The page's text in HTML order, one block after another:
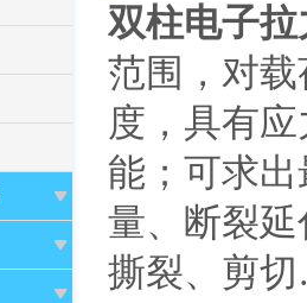
双柱电子拉
范围，对
度，具有应
能；可求
量、断裂
撕裂、剪